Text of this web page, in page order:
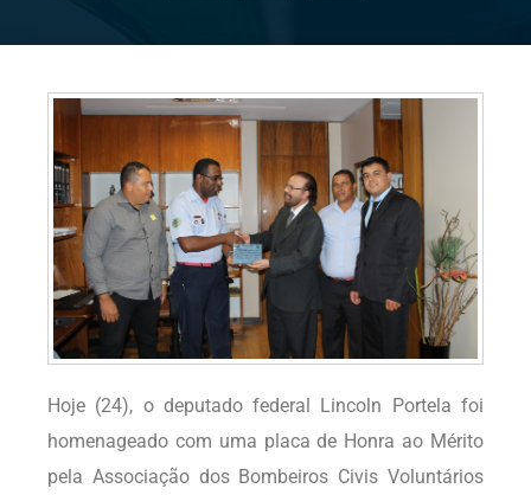
Hoje (24), o deputado federal Lincoln Portela foi
homenageado com uma placa de Honra ao Mérito
pela Associação dos Bombeiros Civis Voluntários